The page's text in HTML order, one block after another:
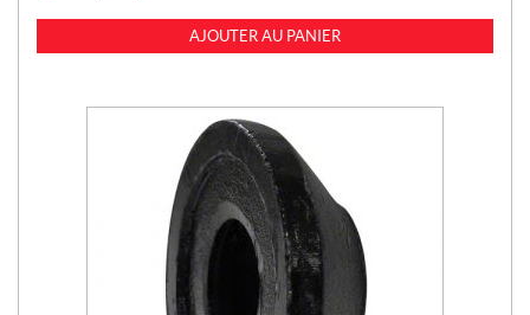
AJOUTER AU PANIER